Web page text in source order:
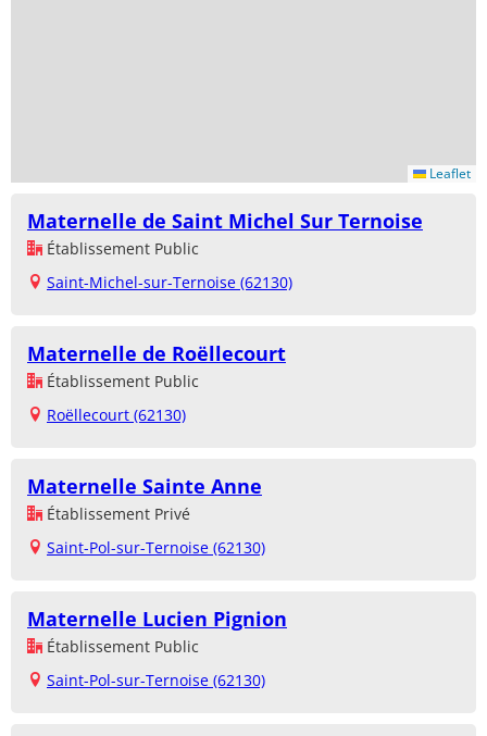
Leaflet
Maternelle de Saint Michel Sur Ternoise
Établissement Public
Saint-Michel-sur-Ternoise (62130)
Maternelle de Roëllecourt
Établissement Public
Roëllecourt (62130)
Maternelle Sainte Anne
Établissement Privé
Saint-Pol-sur-Ternoise (62130)
Maternelle Lucien Pignion
Établissement Public
Saint-Pol-sur-Ternoise (62130)